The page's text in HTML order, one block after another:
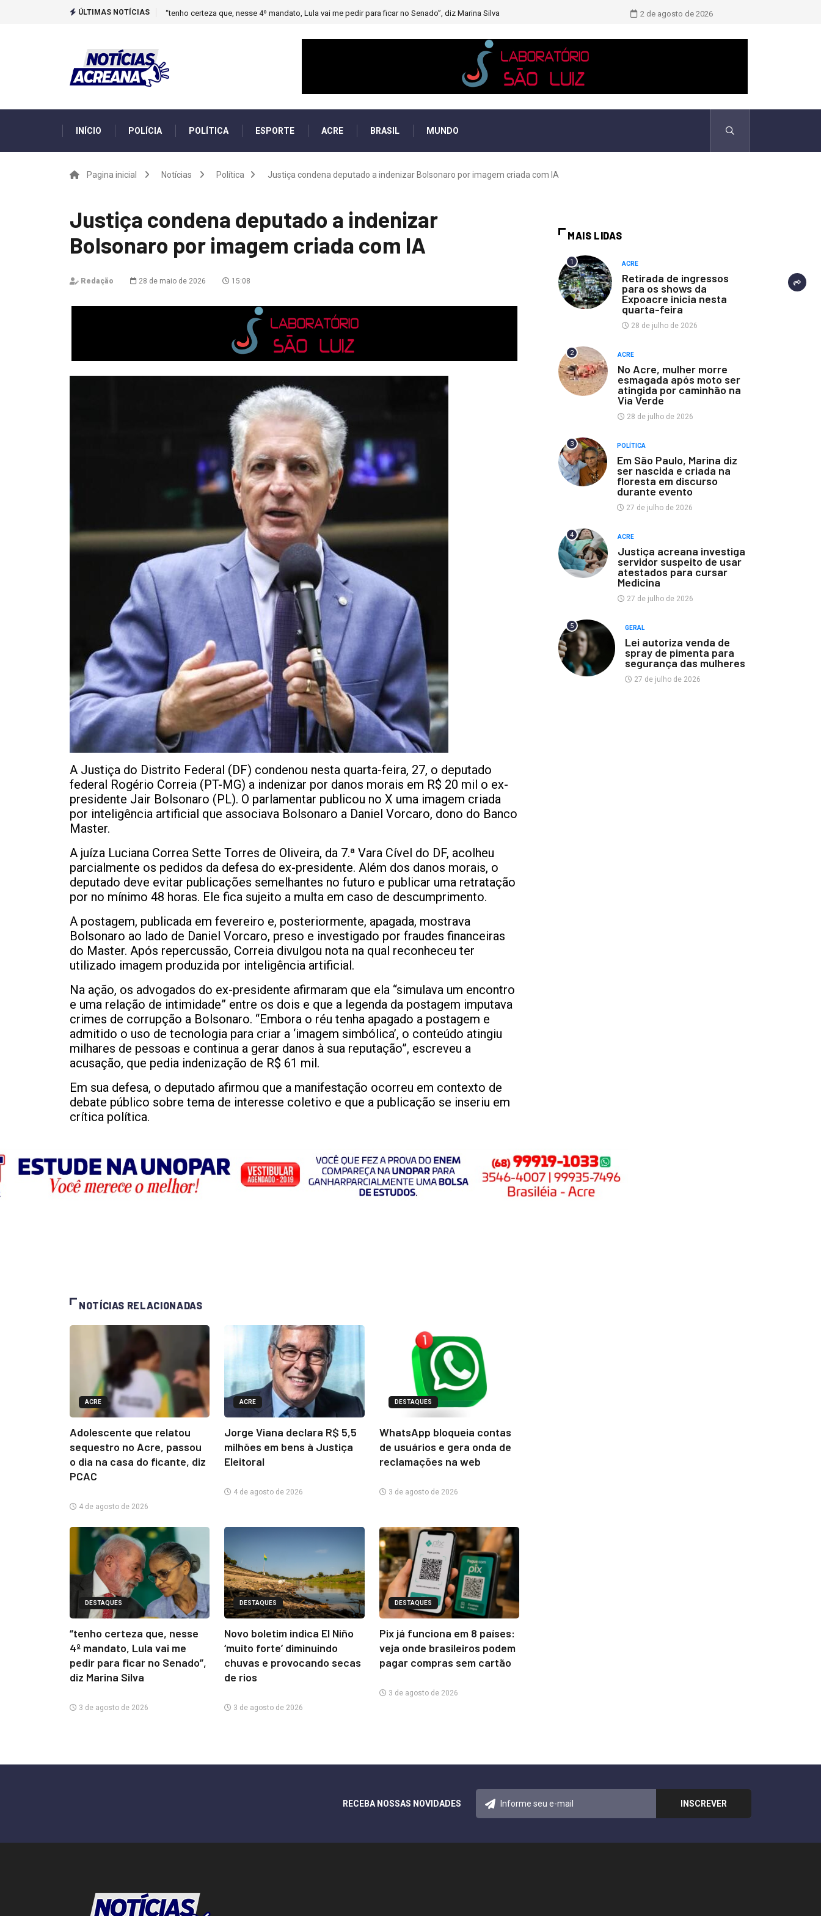
ÚLTIMAS NOTÍCIAS “tenho certeza que, nesse 4º mandato, Lula vai me pedir para ficar no Senado”, diz Marina Silva Novo boletim indica El Niño ‘muito
2 de agosto de 2026
INÍCIO POLÍCIA POLÍTICA ESPORTE ACRE BRASIL MUNDO
Pagina inicial Notícias Política Justiça condena deputado a indenizar Bolsonaro por imagem criada com IA
Justiça condena deputado a indenizar
Bolsonaro por imagem criada com IA
Redação 28 de maio de 2026 15:08
A Justiça do Distrito Federal (DF) condenou nesta quarta-feira, 27, o deputado
federal Rogério Correia (PT-MG) a indenizar por danos morais em R$ 20 mil o ex-
presidente Jair Bolsonaro (PL). O parlamentar publicou no X uma imagem criada
por inteligência artificial que associava Bolsonaro a Daniel Vorcaro, dono do Banco
Master.
A juíza Luciana Correa Sette Torres de Oliveira, da 7.ª Vara Cível do DF, acolheu
parcialmente os pedidos da defesa do ex-presidente. Além dos danos morais, o
deputado deve evitar publicações semelhantes no futuro e publicar uma retratação
por no mínimo 48 horas. Ele fica sujeito a multa em caso de descumprimento.
A postagem, publicada em fevereiro e, posteriormente, apagada, mostrava
Bolsonaro ao lado de Daniel Vorcaro, preso e investigado por fraudes financeiras
do Master. Após repercussão, Correia divulgou nota na qual reconheceu ter
utilizado imagem produzida por inteligência artificial.
Na ação, os advogados do ex-presidente afirmaram que ela “simulava um encontro
e uma relação de intimidade” entre os dois e que a legenda da postagem imputava
crimes de corrupção a Bolsonaro. “Embora o réu tenha apagado a postagem e
admitido o uso de tecnologia para criar a ‘imagem simbólica’, o conteúdo atingiu
milhares de pessoas e continua a gerar danos à sua reputação”, escreveu a
acusação, que pedia indenização de R$ 61 mil.
Em sua defesa, o deputado afirmou que a manifestação ocorreu em contexto de
debate público sobre tema de interesse coletivo e que a publicação se inseriu em
crítica política.
NOTÍCIAS RELACIONADAS
ACRE
Adolescente que relatou
sequestro no Acre, passou
o dia na casa do ficante, diz
PCAC
4 de agosto de 2026
ACRE
Jorge Viana declara R$ 5,5
milhões em bens à Justiça
Eleitoral
4 de agosto de 2026
DESTAQUES
WhatsApp bloqueia contas
de usuários e gera onda de
reclamações na web
3 de agosto de 2026
DESTAQUES
“tenho certeza que, nesse
4º mandato, Lula vai me
pedir para ficar no Senado”,
diz Marina Silva
3 de agosto de 2026
DESTAQUES
Novo boletim indica El Niño
‘muito forte’ diminuindo
chuvas e provocando secas
de rios
3 de agosto de 2026
DESTAQUES
Pix já funciona em 8 países:
veja onde brasileiros podem
pagar compras sem cartão
3 de agosto de 2026
MAIS LIDAS
1 ACRE
Retirada de ingressos
para os shows da
Expoacre inicia nesta
quarta-feira
28 de julho de 2026
2 ACRE
No Acre, mulher morre
esmagada após moto ser
atingida por caminhão na
Via Verde
28 de julho de 2026
3 POLÍTICA
Em São Paulo, Marina diz
ser nascida e criada na
floresta em discurso
durante evento
27 de julho de 2026
4 ACRE
Justiça acreana investiga
servidor suspeito de usar
atestados para cursar
Medicina
27 de julho de 2026
5 GERAL
Lei autoriza venda de
spray de pimenta para
segurança das mulheres
27 de julho de 2026
RECEBA NOSSAS NOVIDADES